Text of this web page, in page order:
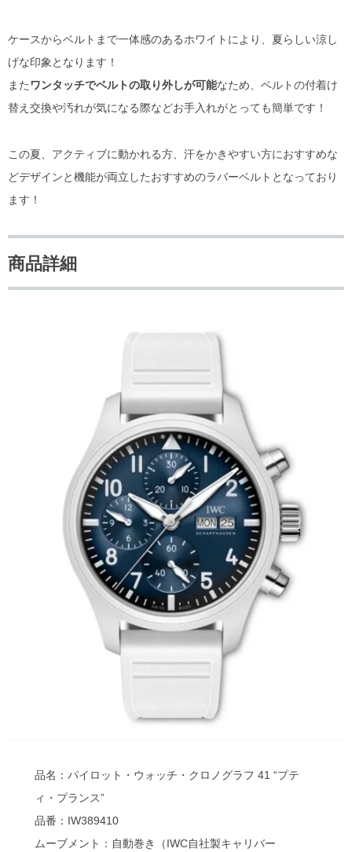
ケースからベルトまで一体感のあるホワイトにより、夏らしい涼し
げな印象となります！
また ワンタッチでベルトの取り外しが可能なため、ベルトの付着け
替え交換や汚れが気になる際などお手入れがとっても簡単です！
この夏、アクティブに動かれる方、汗をかきやすい方におすすめな
どデザインと機能が両立したおすすめのラバーベルトとなっており
ます！
商品詳細
品名：パイロット・ウォッチ・クロノグラフ 41 “プテ
ィ・プランス”
品番：IW389410
ムーブメント：自動巻き（IWC自社製キャリバー